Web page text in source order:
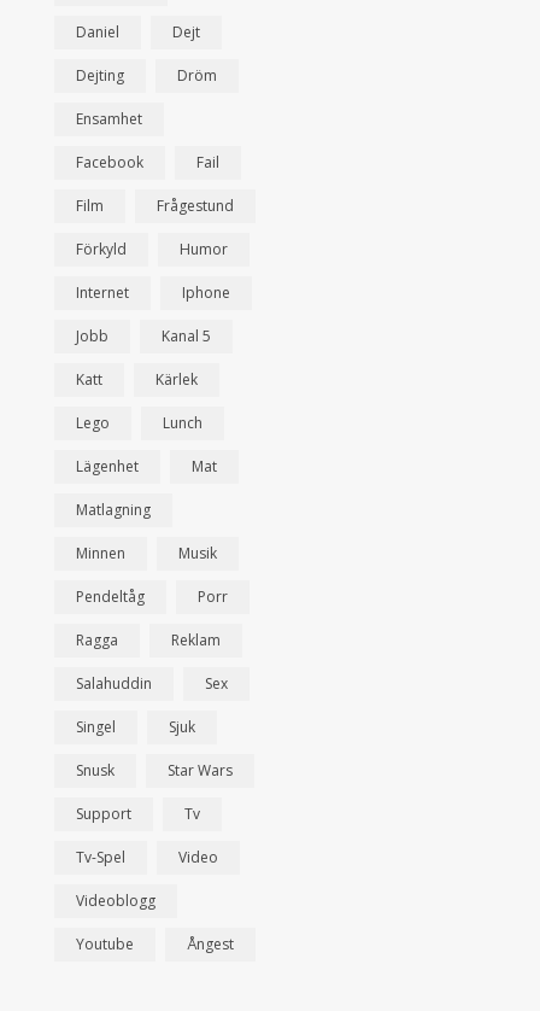
Daniel Dejt
Dejting Dröm
Ensamhet
Facebook Fail
Film Frågestund
Förkyld Humor
Internet Iphone
Jobb Kanal 5
Katt Kärlek
Lego Lunch
Lägenhet Mat
Matlagning
Minnen Musik
Pendeltåg Porr
Ragga Reklam
Salahuddin Sex
Singel Sjuk
Snusk Star Wars
Support Tv
Tv-Spel Video
Videoblogg
Youtube Ångest